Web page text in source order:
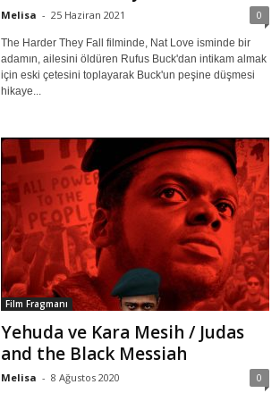
Melisa - 25 Haziran 2021 0
The Harder They Fall filminde, Nat Love isminde bir
adamın, ailesini öldüren Rufus Buck'dan intikam almak
için eski çetesini toplayarak Buck'un peşine düşmesi
hikaye...
Film Fragmanı
Yehuda ve Kara Mesih / Judas
and the Black Messiah
Melisa - 8 Ağustos 2020 0